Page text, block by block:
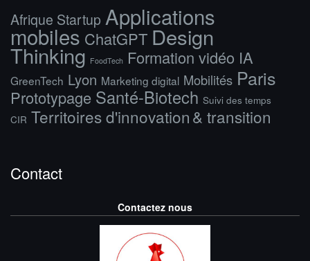
Afrique Startup Applications
mobiles ChatGPT Design
Thinking FoodTech Formation vidéo IA
GreenTech Lyon Marketing digital Mobilités Paris
Prototypage Santé-Biotech Suivi des temps
CIR Territoires d'innovation & transition
Contact
Contactez nous